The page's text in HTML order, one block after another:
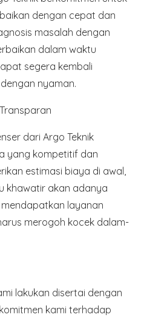
dengan cepat dan
masalah dengan
dalam waktu
segera kembali
nyaman.
dari Argo Teknik
yang kompetitif dan
estimasi biaya di awal,
khawatir akan adanya
layanan
merogoh kocek dalam-
lakukan disertai dengan
kami terhadap